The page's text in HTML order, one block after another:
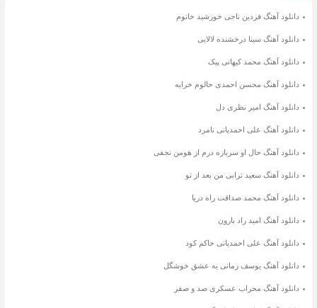
دانلود آهنگ فردین ناجی خورشید خانوم
دانلود آهنگ سینا درخشنده لالایی
دانلود آهنگ محمد کیهانی پیک
دانلود آهنگ محسن احمدی حالوم خرابه
دانلود آهنگ امیر نظری دل
دانلود آهنگ علی احمدیانی نامرد
دانلود آهنگ حال او سربازه درم از هومن نجفی
دانلود آهنگ سعید ترابی من بعد از تو
دانلود آهنگ محمد صداقت راه دریا
دانلود آهنگ امید راد بارون
دانلود آهنگ علی احمدیانی حاکم کود
دانلود آهنگ یوسف زمانی یه عشق خوشگل
دانلود آهنگ محراب عسکری صد و صفر